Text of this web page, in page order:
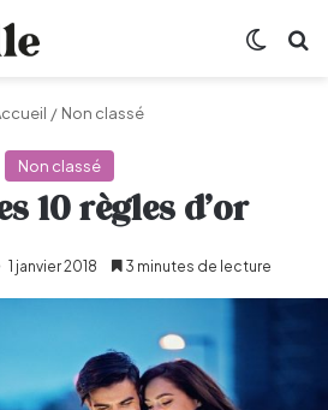
/ Non classé
Non classé
10 règles d’or
1 janvier 2018 3 minutes de lecture